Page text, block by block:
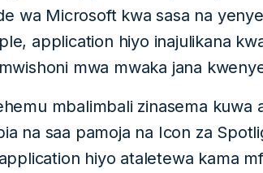
wa Microsoft kwa sasa na
application hiyo inajulikana
mwa mwaka jana
mbalimbali zinasema
na saa pamoja na Icon za
hiyo ataletewa kama